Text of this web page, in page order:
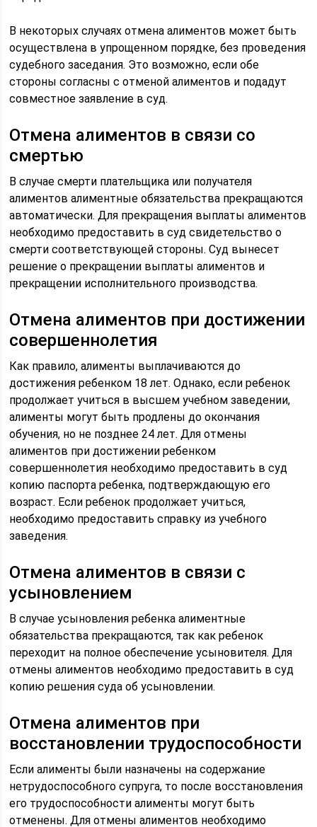
В некоторых случаях отмена алиментов может быть
осуществлена в упрощенном порядке, без проведения
судебного заседания. Это возможно, если обе
стороны согласны с отменой алиментов и подадут
совместное заявление в суд.
Отмена алиментов в связи со
смертью
В случае смерти плательщика или получателя
алиментов алиментные обязательства прекращаются
автоматически. Для прекращения выплаты алиментов
необходимо предоставить в суд свидетельство о
смерти соответствующей стороны. Суд вынесет
решение о прекращении выплаты алиментов и
прекращении исполнительного производства.
Отмена алиментов при достижении
совершеннолетия
Как правило, алименты выплачиваются до
достижения ребенком 18 лет. Однако, если ребенок
продолжает учиться в высшем учебном заведении,
алименты могут быть продлены до окончания
обучения, но не позднее 24 лет. Для отмены
алиментов при достижении ребенком
совершеннолетия необходимо предоставить в суд
копию паспорта ребенка, подтверждающую его
возраст. Если ребенок продолжает учиться,
необходимо предоставить справку из учебного
заведения.
Отмена алиментов в связи с
усыновлением
В случае усыновления ребенка алиментные
обязательства прекращаются, так как ребенок
переходит на полное обеспечение усыновителя. Для
отмены алиментов необходимо предоставить в суд
копию решения суда об усыновлении.
Отмена алиментов при
восстановлении трудоспособности
Если алименты были назначены на содержание
нетрудоспособного супруга, то после восстановления
его трудоспособности алименты могут быть
отменены. Для отмены алиментов необходимо